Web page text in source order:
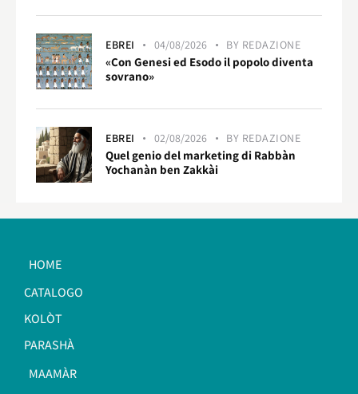
EBREI 04/08/2026 BY REDAZIONE
«Con Genesi ed Esodo il popolo diventa
sovrano»
EBREI 02/08/2026 BY REDAZIONE
Quel genio del marketing di Rabbàn
Yochanàn ben Zakkài
HOME
CATALOGO
KOLÒT
PARASHÀ
MAAMÀR